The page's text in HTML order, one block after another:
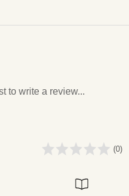
to write a review...
(0)